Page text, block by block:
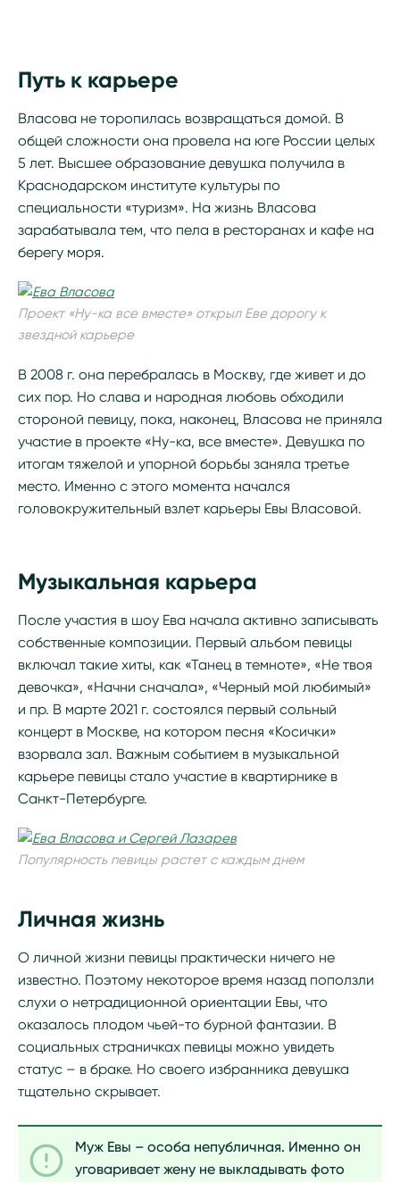
Путь к карьере
Власова не торопилась возвращаться домой. В
общей сложности она провела на юге России целых
5 лет. Высшее образование девушка получила в
Краснодарском институте культуры по
специальности «туризм». На жизнь Власова
зарабатывала тем, что пела в ресторанах и кафе на
берегу моря.
Проект «Ну-ка все вместе» открыл Еве дорогу к
звездной карьере
В 2008 г. она перебралась в Москву, где живет и до
сих пор. Но слава и народная любовь обходили
стороной певицу, пока, наконец, Власова не приняла
участие в проекте «Ну-ка, все вместе». Девушка по
итогам тяжелой и упорной борьбы заняла третье
место. Именно с этого момента начался
головокружительный взлет карьеры Евы Власовой.
Музыкальная карьера
После участия в шоу Ева начала активно записывать
собственные композиции. Первый альбом певицы
включал такие хиты, как «Танец в темноте», «Не твоя
девочка», «Начни сначала», «Черный мой любимый»
и пр. В марте 2021 г. состоялся первый сольный
концерт в Москве, на котором песня «Косички»
взорвала зал. Важным событием в музыкальной
карьере певицы стало участие в квартирнике в
Санкт-Петербурге.
Популярность певицы растет с каждым днем
Личная жизнь
О личной жизни певицы практически ничего не
известно. Поэтому некоторое время назад поползли
слухи о нетрадиционной ориентации Евы, что
оказалось плодом чьей-то бурной фантазии. В
социальных страничках певицы можно увидеть
статус – в браке. Но своего избранника девушка
тщательно скрывает.
Муж Евы – особа непубличная. Именно он
уговаривает жену не выкладывать фото